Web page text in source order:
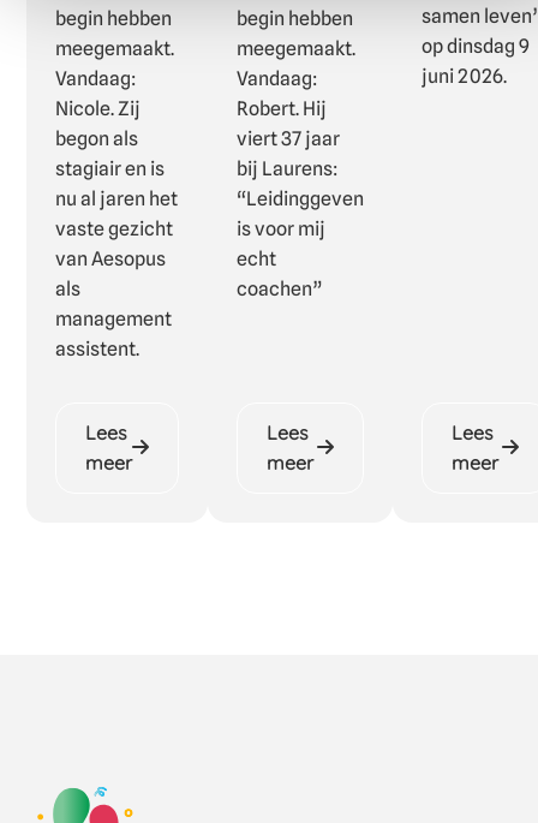
begin hebben
meegemaakt.
Vandaag:
Nicole. Zij
begon als
stagiair en is
nu al jaren het
vaste gezicht
van Aesopus
als
management
assistent.
Lees
meer
begin hebben
meegemaakt.
Vandaag:
Robert. Hij
viert 37 jaar
bij Laurens:
“Leidinggeven
is voor mij
echt
coachen”
Lees
meer
samen leven’
op dinsdag 9
juni 2026.
Lees
meer